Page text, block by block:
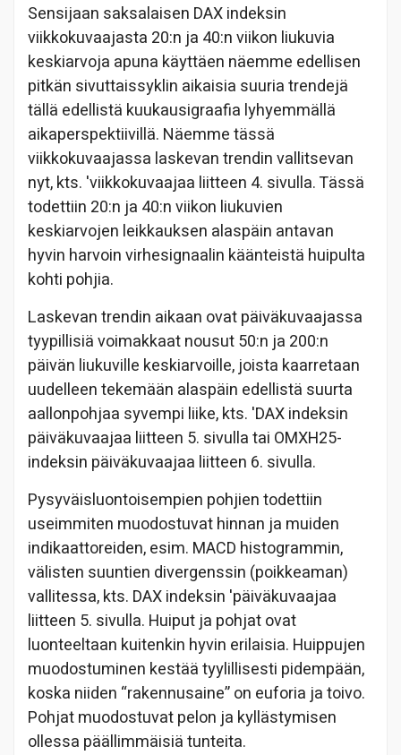
Sensijaan saksalaisen DAX indeksin
viikkokuvaajasta 20:n ja 40:n viikon liukuvia
keskiarvoja apuna käyttäen näemme edellisen
pitkän sivuttaissyklin aikaisia suuria trendejä
tällä edellistä kuukausigraafia lyhyemmällä
aikaperspektiivillä. Näemme tässä
viikkokuvaajassa laskevan trendin vallitsevan
nyt, kts. 'viikkokuvaajaa liitteen 4. sivulla. Tässä
todettiin 20:n ja 40:n viikon liukuvien
keskiarvojen leikkauksen alaspäin antavan
hyvin harvoin virhesignaalin käänteistä huipulta
kohti pohjia.
Laskevan trendin aikaan ovat päiväkuvaajassa
tyypillisiä voimakkaat nousut 50:n ja 200:n
päivän liukuville keskiarvoille, joista kaarretaan
uudelleen tekemään alaspäin edellistä suurta
aallonpohjaa syvempi liike, kts. 'DAX indeksin
päiväkuvaajaa liitteen 5. sivulla tai OMXH25-
indeksin päiväkuvaajaa liitteen 6. sivulla.
Pysyväisluontoisempien pohjien todettiin
useimmiten muodostuvat hinnan ja muiden
indikaattoreiden, esim. MACD histogrammin,
välisten suuntien divergenssin (poikkeaman)
vallitessa, kts. DAX indeksin 'päiväkuvaajaa
liitteen 5. sivulla. Huiput ja pohjat ovat
luonteeltaan kuitenkin hyvin erilaisia. Huippujen
muodostuminen kestää tyylillisesti pidempään,
koska niiden “rakennusaine” on euforia ja toivo.
Pohjat muodostuvat pelon ja kyllästymisen
ollessa päällimmäisiä tunteita.